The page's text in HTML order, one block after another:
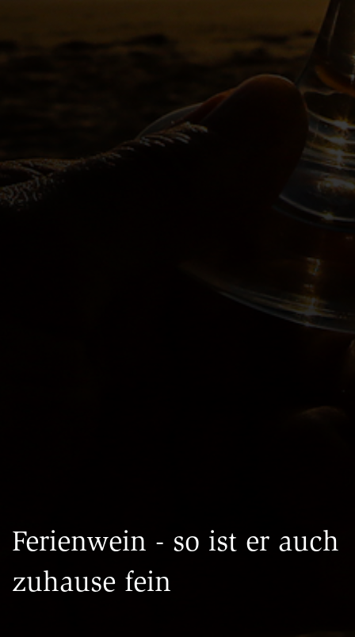
Ferienwein - so ist er auch
zuhause fein